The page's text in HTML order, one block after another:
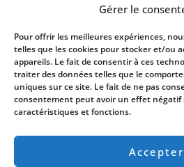
Gérer le
Pour offrir les meilleures expériences,
telles que les cookies pour stocker et/ou
appareils. Le fait de consentir à ces
traiter des données telles que le
uniques sur ce site. Le fait de ne pas
consentement peut avoir un effet négatif
caractéristiques et fonctions.
Accepter
Lieu-dit Chambert